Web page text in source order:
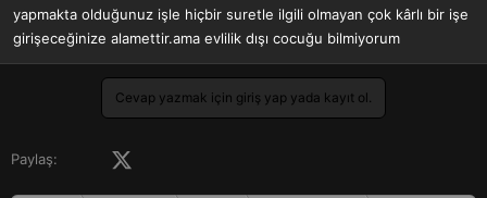
yapmakta olduğunuz işle hiçbir suretle ilgili olmayan çok kârlı bir işe
girişeceğinize alamettir.ama evlilik dışı cocuğu bilmiyorum
Cevap yazmak için giriş yap yada kayıt ol.
Paylaş: Facebook